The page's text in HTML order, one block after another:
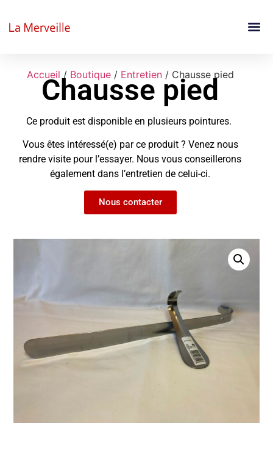
Accueil / Boutique/ Entretien/ Chausse pied
Chausse pied
Ce produit est disponible en plusieurs pointures.
Vous êtes intéressé(e) par ce produit ? Venez nous
rendre visite pour l’essayer. Nous vous conseillerons
également dans l’entretien de celui-ci.
Nous contacter